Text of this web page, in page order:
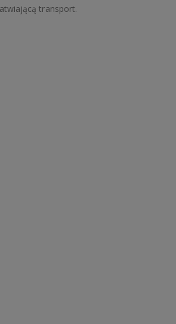
transport.